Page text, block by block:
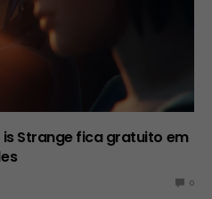
Strange fica gratuito em
0